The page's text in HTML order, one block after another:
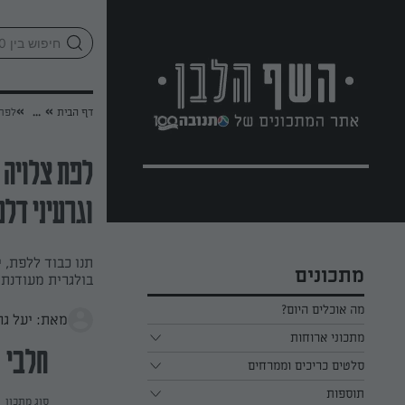
מתכונים
מה אוכלים היום?
מתכוני ארוחות
ארוחת בוקר
ארוחת צהריים
סלטים כריכים וממרחים
כל הסלטים כריכים וממרחים
תוספות
דף הבית »
...
»
לפת
וגרעיני
תנו כבוד ללפת,
בולגרית
מאת: יעל
חלבי
סוג מתכון